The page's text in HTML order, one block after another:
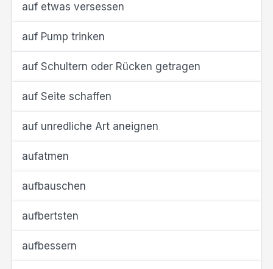
auf etwas versessen
auf Pump trinken
auf Schultern oder Rücken getragen
auf Seite schaffen
auf unredliche Art aneignen
aufatmen
aufbauschen
aufbertsten
aufbessern